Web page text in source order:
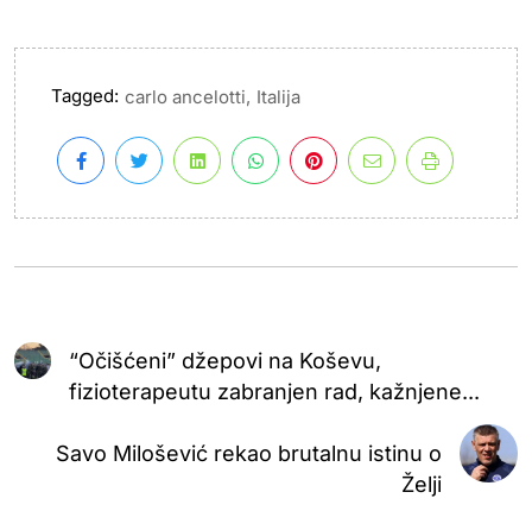
Tagged: carlo ancelotti, Italija
“Očišćeni” džepovi na Koševu,
fizioterapeutu zabranjen rad, kažnjene...
Savo Milošević rekao brutalnu istinu o
Želji